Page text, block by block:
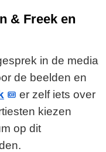
& Freek en
in de media
de beelden en
er zelf iets over
kiezen
op dit